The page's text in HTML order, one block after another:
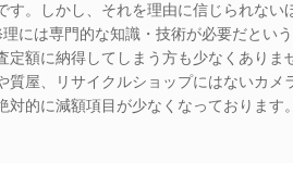
す。しかし、それを理由に信じられない
には専門的な知識・技術が必要だとい
定額に納得してしまう方も少なくありま
質屋、リサイクルショップにはないカメ
対的に減額項目が少なくなっております